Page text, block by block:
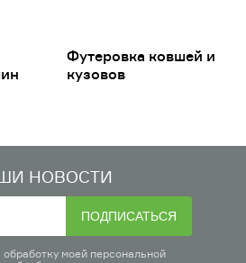
Футеровка ковшей и
кузовов
НОВОСТИ
ПОДПИСАТЬСЯ
моей персональной